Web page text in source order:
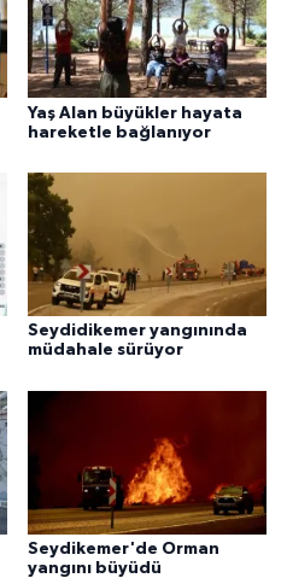
Yaş Alan büyükler hayata
hareketle bağlanıyor
Seydidikemer yangınında
müdahale sürüyor
Seydikemer'de Orman
yangını büyüdü